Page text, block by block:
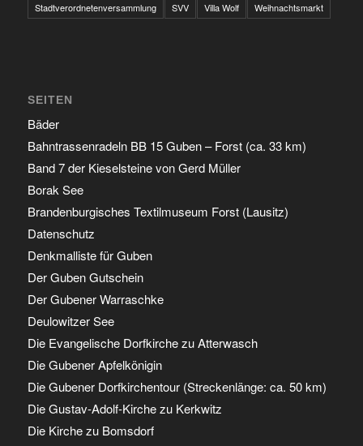
Stadtverordnetenversammlung
SVV Villa Wolf Weihnachtsmarkt
SEITEN
Bäder
Bahntrassenradeln BB 15 Guben – Forst (ca. 33 km)
Band 7 der Kieselsteine von Gerd Müller
Borak See
Brandenburgisches Textilmuseum Forst (Lausitz)
Datenschutz
Denkmalliste für Guben
Der Guben Gutschein
Der Gubener Warraschke
Deulowitzer See
Die Evangelische Dorfkirche zu Atterwasch
Die Gubener Apfelkönigin
Die Gubener Dorfkirchentour (Streckenlänge: ca. 50 km)
Die Gustav-Adolf-Kirche zu Kerkwitz
Die Kirche zu Bomsdorf